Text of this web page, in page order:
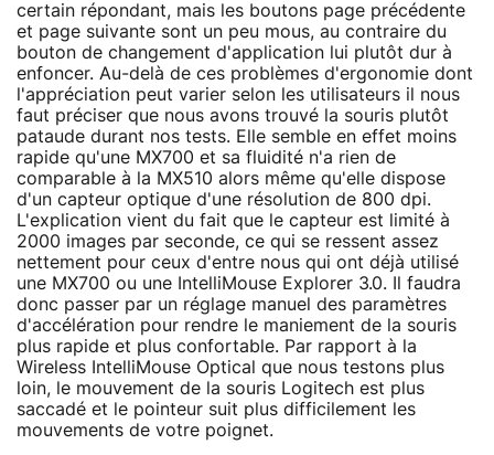
certain répondant, mais les boutons page précédente
et page suivante sont un peu mous, au contraire du
bouton de changement d'application lui plutôt dur à
enfoncer. Au-delà de ces problèmes d'ergonomie dont
l'appréciation peut varier selon les utilisateurs il nous
faut préciser que nous avons trouvé la souris plutôt
pataude durant nos tests. Elle semble en effet moins
rapide qu'une MX700 et sa fluidité n'a rien de
comparable à la MX510 alors même qu'elle dispose
d'un capteur optique d'une résolution de 800 dpi.
L'explication vient du fait que le capteur est limité à
2000 images par seconde, ce qui se ressent assez
nettement pour ceux d'entre nous qui ont déjà utilisé
une MX700 ou une IntelliMouse Explorer 3.0. Il faudra
donc passer par un réglage manuel des paramètres
d'accélération pour rendre le maniement de la souris
plus rapide et plus confortable. Par rapport à la
Wireless IntelliMouse Optical que nous testons plus
loin, le mouvement de la souris Logitech est plus
saccadé et le pointeur suit plus difficilement les
mouvements de votre poignet.